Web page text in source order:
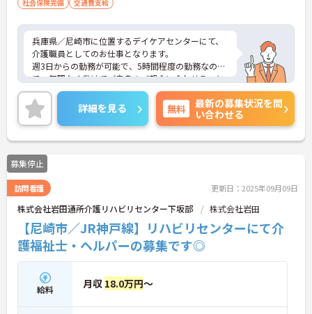
社会保険完備 交通費支給
兵庫県／尼崎市に位置するデイケアセンターにて、
介護職員としてのお仕事となります。
週3日からの勤務が可能で、5時間程度の勤務なの
で、無理なく働けてご自身のご都合に合わせること
ができます！自転車やスクーター通勤が可能となっ
ております♪
ご興味ある方は面接ポイントをお伝えしますので、
お気軽にお問い合わせください♪
詳細を見る 無料
最新の募集状況を問
い合わせる
募集停止
訪問看護 更新日：2025年09月09日
株式会社岩田通所介護リハビリセンター下坂部 株式会社岩田
【尼崎市／JR神戸線】リハビリセンターにて介
護福祉士・ヘルパーの募集です◎
給料 月収 18.0万円～